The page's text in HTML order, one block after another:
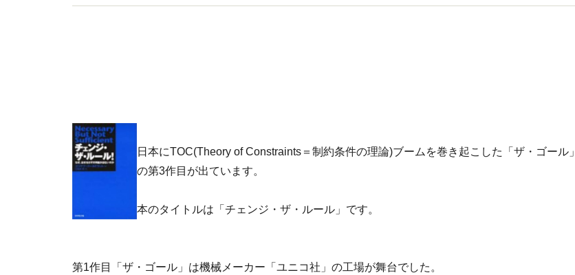
日本にTOC(Theory of Constraints＝制約条件の理論)ブームを巻き起こした「ザ・ゴール」
の第3作目が出ています。
本のタイトルは「チェンジ・ザ・ルール」です。
第1作目「ザ・ゴール」は機械メーカー「ユニコ社」の工場が舞台でした。